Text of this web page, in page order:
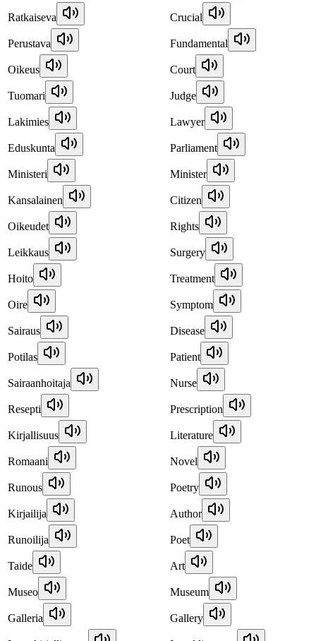
Ratkaiseva Crucial
Perustava Fundamental
Oikeus Court
Tuomari Judge
Lakimies Lawyer
Eduskunta Parliament
Ministeri Minister
Kansalainen Citizen
Oikeudet Rights
Leikkaus Surgery
Hoito Treatment
Oire Symptom
Sairaus Disease
Potilas Patient
Sairaanhoitaja Nurse
Resepti Prescription
Kirjallisuus Literature
Romaani Novel
Runous Poetry
Kirjailija Author
Runoilija Poet
Taide Art
Museo Museum
Galleria Gallery